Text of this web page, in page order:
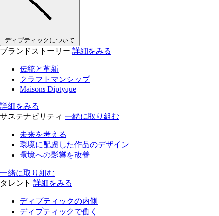
ディプティックについて
ブランドストーリー 詳細をみる
伝統と革新
クラフトマンシップ
Maisons Diptyque
詳細をみる
サステナビリティ 一緒に取り組む
未来を考える
環境に配慮した作品のデザイン
環境への影響を改善
一緒に取り組む
タレント 詳細をみる
ディプティックの内側
ディプティックで働く